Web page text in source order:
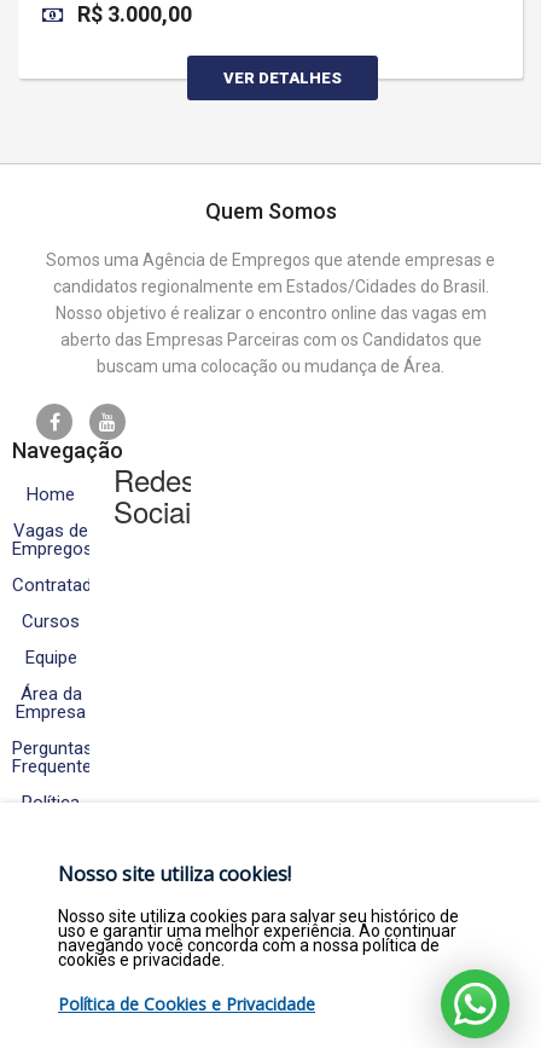
R$ 3.000,00
VER DETALHES
Quem Somos
Somos uma Agência de Empregos que atende empresas e
candidatos regionalmente em Estados/Cidades do Brasil.
Nosso objetivo é realizar o encontro online das vagas em
aberto das Empresas Parceiras com os Candidatos que
buscam uma colocação ou mudança de Área.
Navegação
Home
Vagas de
Empregos
Contratados
Cursos
Equipe
Área da
Empresa
Perguntas
Frequentes
Política
Privacidade
Fale
Conosco
Redes
Sociais
Copyright © 2026. Empregar Já Estágios e
Nosso site utiliza cookies!
Nosso site utiliza cookies para salvar seu histórico de
uso e garantir uma melhor experiência. Ao continuar
navegando você concorda com a nossa política de
cookies e privacidade.
Política de Cookies e Privacidade